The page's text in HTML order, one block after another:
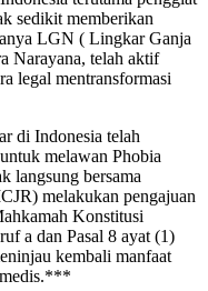
sedikit memberikan
LGN ( Lingkar Ganja
Narayana, telah aktif
legal mentransformasi
di Indonesia telah
melawan Phobia
langsung bersama
melakukan pengajuan
Konstitusi
a dan Pasal 8 ayat (1)
kembali manfaat